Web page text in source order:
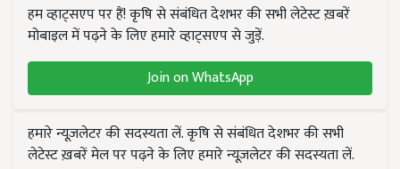
हम व्हाट्सएप पर हैं! कृषि से संबंधित देशभर की सभी लेटेस्ट ख़बरें
मोबाइल में पढ़ने के लिए हमारे व्हाट्सएप से जुड़ें.
Join on WhatsApp
हमारे न्यूज़लेटर की सदस्यता लें. कृषि से संबंधित देशभर की सभी
लेटेस्ट ख़बरें मेल पर पढ़ने के लिए हमारे न्यूज़लेटर की सदस्यता लें.